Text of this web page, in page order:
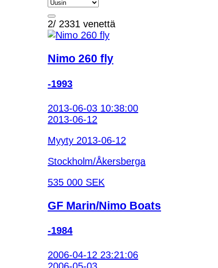
2/ 2331 venettä
Nimo 260 fly
-1993
2013-06-03 10:38:00
2013-06-12
Myyty 2013-06-12
Stockholm/Åkersberga
535 000 SEK
GF Marin/Nimo Boats
-1984
2006-04-12 23:21:06